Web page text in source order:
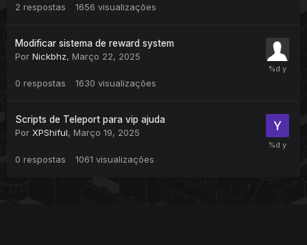
2 respostas 1656 visualizações
Modificar sistema de reward system
Por Nickbhz, Março 22, 2025
0 respostas 1630 visualizações
Scripts de Teleport para vip ajuda
Por XPShiful, Março 19, 2025
0 respostas 1061 visualizações